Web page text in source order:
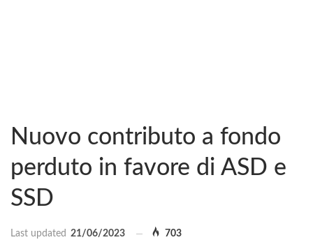
Nuovo contributo a fondo
perduto in favore di ASD e
SSD
Last updated 21/06/2023 703